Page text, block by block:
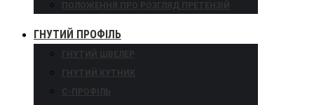
ПОЛОЖЕННЯ ПРО РОЗГЛЯД ПРЕТЕНЗІЙ
ГНУТИЙ ПРОФІЛЬ
ГНУТИЙ ШВЕЛЕР
ГНУТИЙ КУТНИК
С-ПРОФІЛЬ